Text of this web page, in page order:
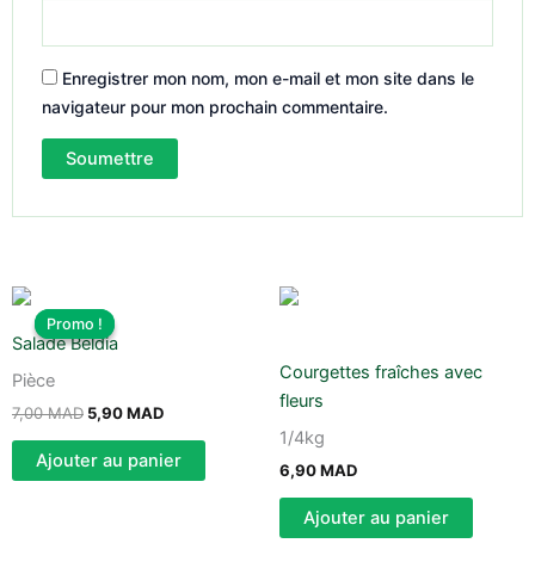
Enregistrer mon nom, mon e-mail et mon site dans le
navigateur pour mon prochain commentaire.
Promo !
Promo !
Salade Beldia
Pièce
7,00MAD
prix
initial
était :
5,90MAD
Ajouter au panier
Courgettes fraîches avec
fleurs
1/4kg
6,90MAD
Ajouter au panier